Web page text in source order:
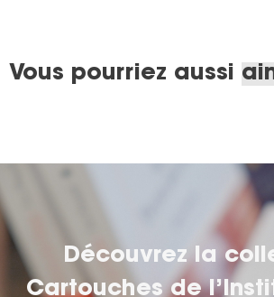
Vous pourriez aussi
Découvrez la
Cartouches de